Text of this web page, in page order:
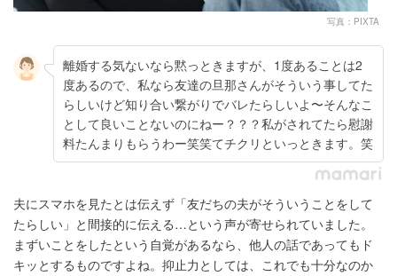
写真：PIXTA
離婚する気ないなら黙っときますが、1度あることは2
度あるので、私なら友達の旦那さんがそういう事してた
らしいけど知り合い繋がりでバレたらしいよ〜そんなこ
として良いことないのにねー？？？私がされてたら慰謝
料たんまりもらうわー笑笑てチクリといっときます。笑
夫にスマホを見たとは伝えず「友だちの夫がそういうことをして
たらしい」と間接的に伝える…という声が寄せられていました。
まずいことをしたという自覚があるなら、他人の話であってもド
キッとするものですよね。抑止力としては、これでも十分なのか